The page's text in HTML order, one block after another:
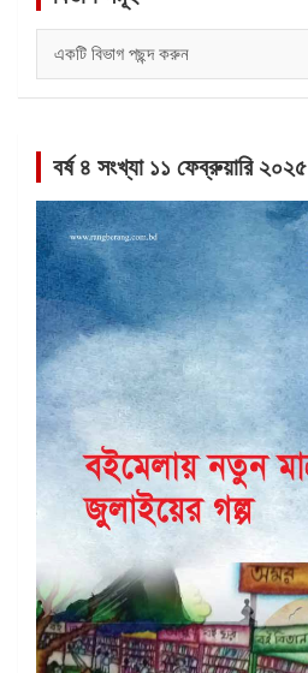
সমূহ
বর্ষ ৪ সংখ্যা ১১ ফেব্রুয়ারি ২০২৫